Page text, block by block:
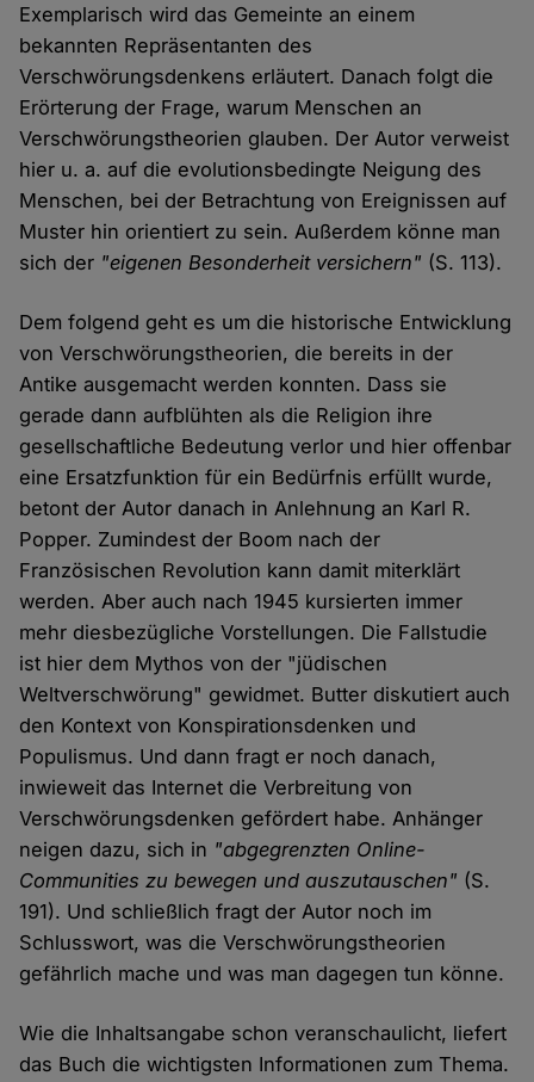
Exemplarisch wird das Gemeinte an einem
bekannten Repräsentanten des
Verschwörungsdenkens erläutert. Danach folgt die
Erörterung der Frage, warum Menschen an
Verschwörungstheorien glauben. Der Autor verweist
hier u. a. auf die evolutionsbedingte Neigung des
Menschen, bei der Betrachtung von Ereignissen auf
Muster hin orientiert zu sein. Außerdem könne man
sich der "eigenen Besonderheit versichern" (S. 113).
Dem folgend geht es um die historische Entwicklung
von Verschwörungstheorien, die bereits in der
Antike ausgemacht werden konnten. Dass sie
gerade dann aufblühten als die Religion ihre
gesellschaftliche Bedeutung verlor und hier offenbar
eine Ersatzfunktion für ein Bedürfnis erfüllt wurde,
betont der Autor danach in Anlehnung an Karl R.
Popper. Zumindest der Boom nach der
Französischen Revolution kann damit miterklärt
werden. Aber auch nach 1945 kursierten immer
mehr diesbezügliche Vorstellungen. Die Fallstudie
ist hier dem Mythos von der "jüdischen
Weltverschwörung" gewidmet. Butter diskutiert auch
den Kontext von Konspirationsdenken und
Populismus. Und dann fragt er noch danach,
inwieweit das Internet die Verbreitung von
Verschwörungsdenken gefördert habe. Anhänger
neigen dazu, sich in "abgegrenzten Online-
Communities zu bewegen und auszutauschen" (S.
191). Und schließlich fragt der Autor noch im
Schlusswort, was die Verschwörungstheorien
gefährlich mache und was man dagegen tun könne.
Wie die Inhaltsangabe schon veranschaulicht, liefert
das Buch die wichtigsten Informationen zum Thema.